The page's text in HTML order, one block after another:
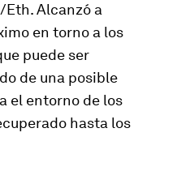
Alcanzó a
en torno a los
puede ser
de una posible
el entorno de los
hasta los